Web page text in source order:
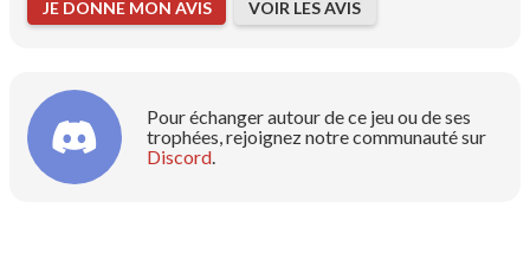
JE DONNE MON AVIS VOIR LES AVIS
Pour échanger autour de ce jeu ou de ses
trophées, rejoignez notre communauté sur
Discord.